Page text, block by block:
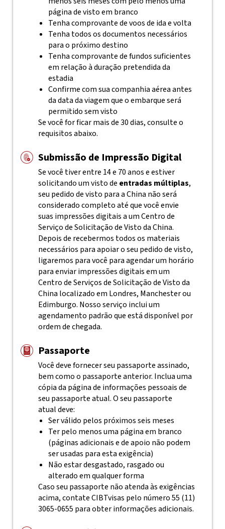
página de visto em branco
Tenha comprovante de voos de ida e volta
Tenha todos os documentos necessários
para o próximo destino
Tenha comprovante de fundos suficientes
em relação à duração pretendida da
estadia
Confirme com sua companhia aérea antes
da data da viagem que o embarque será
permitido sem visto
Se você for ficar mais de 30 dias, consulte o
requisitos abaixo.
Submissão de Impressão Digital
Se você tiver entre 14 e 70 anos e estiver
solicitando um visto de entradas múltiplas,
seu pedido de visto para a China não será
considerado completo até que você envie
suas impressões digitais a um Centro de
Serviço de Solicitação de Visto da China.
Depois de recebermos todos os materiais
necessários para apoiar o seu pedido de visto,
ligaremos para você para agendar um horário
para enviar impressões digitais em um
Centro de Serviços de Solicitação de Visto da
China localizado em Londres, Manchester ou
Edimburgo. Nosso serviço inclui um
agendamento padrão que está disponível por
ordem de chegada.
Passaporte
Você deve fornecer seu passaporte assinado,
bem como o passaporte anterior. Inclua uma
cópia da página de informações pessoais de
seu passaporte atual. O seu passaporte
atual deve:
Ser válido pelos próximos seis meses
Ter pelo menos uma página em branco
(páginas adicionais e de apoio não podem
ser usadas para esta exigência)
Não estar desgastado, rasgado ou
alterado em qualquer forma
Caso seu passaporte não atenda às exigências
acima, contateCIBTvisas pelo número 55 (11)
3065-0655 para obter informações adicionais.